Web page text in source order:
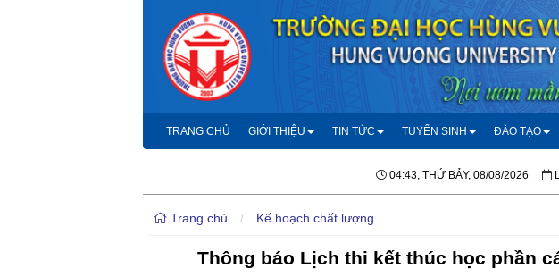
TRANG CHỦ GIỚI THIỆU TIN TỨC TUYỂN SINH ĐÀO TẠO
04:43, THỨ BẢY, 08/08/2026
Trang chủ / Kế hoạch chất lượng
Thông báo Lịch thi kết thúc học phần